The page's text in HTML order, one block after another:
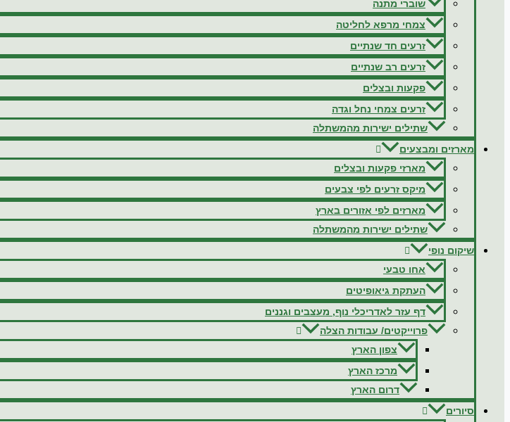
שוברי מתנה
צמחי מרפא לחליטה
זרעים חד שנתיים
זרעים רב שנתיים
פקעות ובצלים
זרעים צמחי נחל וגדה
שתילים ישירות מהמשתלה
מארזים ומבצעים
מארזי פקעות ובצלים
מיקס זרעים לפי צבעים
מארזים לפי אזורים בארץ
שתילים ישירות מהמשתלה
שיקום נופי
אחו טבעי
העתקת גיאופיטים
דף עזר לאדריכלי נוף, מעצבים וגננים
פרוייקטים/ עבודות הצלה
צפון הארץ
מרכז הארץ
דרום הארץ
סיורים